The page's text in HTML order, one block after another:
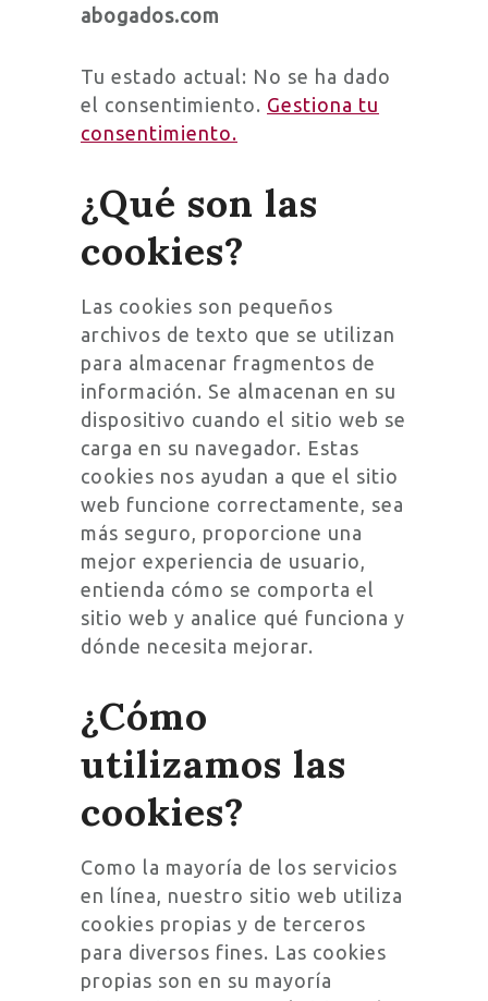
abogados.com
Tu estado actual: No se ha dado
el consentimiento. Gestiona tu
consentimiento.
¿Qué son las
cookies?
Las cookies son pequeños
archivos de texto que se utilizan
para almacenar fragmentos de
información. Se almacenan en su
dispositivo cuando el sitio web se
carga en su navegador. Estas
cookies nos ayudan a que el sitio
web funcione correctamente, sea
más seguro, proporcione una
mejor experiencia de usuario,
entienda cómo se comporta el
sitio web y analice qué funciona y
dónde necesita mejorar.
¿Cómo
utilizamos las
cookies?
Como la mayoría de los servicios
en línea, nuestro sitio web utiliza
cookies propias y de terceros
para diversos fines. Las cookies
propias son en su mayoría